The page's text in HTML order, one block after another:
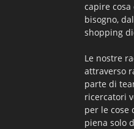
capire
bisogno,
shopping
Le nostre
attraverso
parte di
ricercatori
per le
piena solo